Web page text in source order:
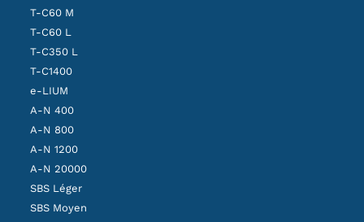
T-C60 M
T-C60 L
T-C350 L
T-C1400
e-LIUM
A-N 400
A-N 800
A-N 1200
A-N 20000
SBS Léger
SBS Moyen